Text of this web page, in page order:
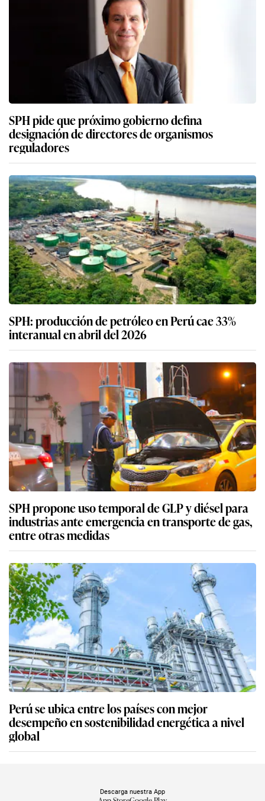
SPH pide que próximo gobierno defina
designación de directores de organismos
reguladores
SPH: producción de petróleo en Perú cae 33%
interanual en abril del 2026
SPH propone uso temporal de GLP y diésel para
industrias ante emergencia en transporte de gas,
entre otras medidas
Perú se ubica entre los países con mejor
desempeño en sostenibilidad energética a nivel
global
Descarga nuestra App